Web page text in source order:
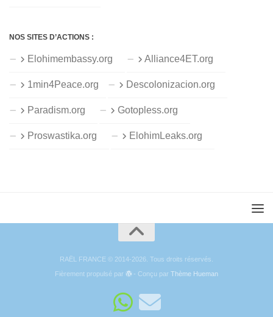
NOS SITES D’ACTIONS :
Elohimembassy.org Alliance4ET.org
1min4Peace.org Descolonizacion.org
Paradism.org Gotopless.org
Proswastika.org ElohimLeaks.org
RAËL FRANCE © 2014-2026. Tous droits réservés.
Fièrement propulsé par
- Conçu parThème Hueman